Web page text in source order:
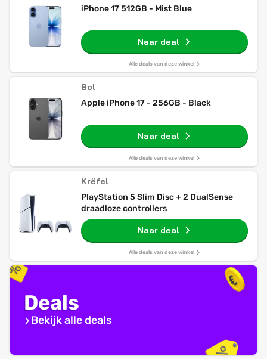
iPhone 17 512GB - Mist Blue
Naar deal
Alle deals van deze winkel
Bol
Apple iPhone 17 - 256GB - Black
Naar deal
Alle deals van deze winkel
Krëfel
PlayStation 5 Slim Disc + 2 DualSense
draadloze controllers
Naar deal
Alle deals van deze winkel
Deals
Bekijk alle deals